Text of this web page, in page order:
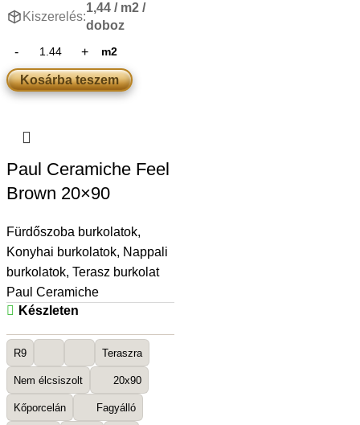
Kiszerelés:
1,44 / m2 /
doboz
m2
Kosárba teszem
Paul Ceramiche Feel
Brown 20×90
Fürdőszoba burkolatok,
Konyhai burkolatok, Nappali
burkolatok, Terasz burkolat
Paul Ceramiche
Készleten
R9 Teraszra
Nem élcsiszolt 20x90
Kőporcelán Fagyálló